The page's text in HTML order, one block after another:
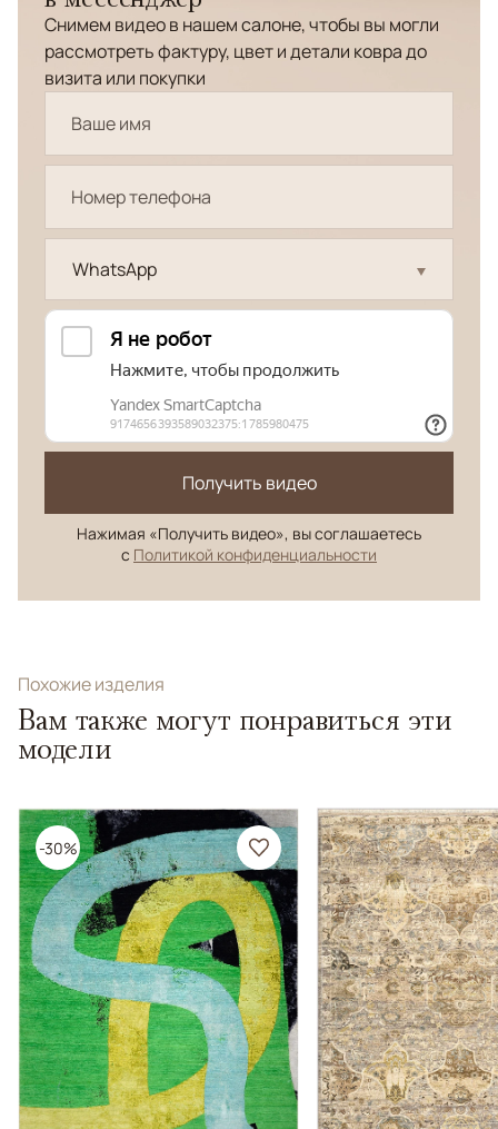
Снимем видео в нашем салоне, чтобы вы могли
рассмотреть фактуру, цвет и детали ковра до
визита или покупки
WhatsApp
Получить видео
Нажимая «Получить видео», вы соглашаетесь
с Политикой конфиденциальности
Похожие изделия
Вам также могут понравиться эти
модели
-30%